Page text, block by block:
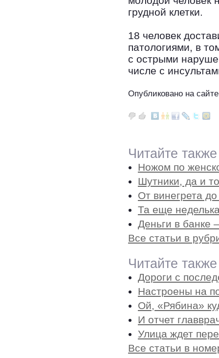
грудной клетки.
18 человек
патологиями, в
с острыми
числе с
Опубликовано на
Читайте
Ножом по
Шутники, да и
От винегрета
Та еще
Деньги в банке
Все статьи в
Читайте
Дороги с
Настроены на
Ой, «Рябина»
И отчет
Улица ждет
Все статьи в